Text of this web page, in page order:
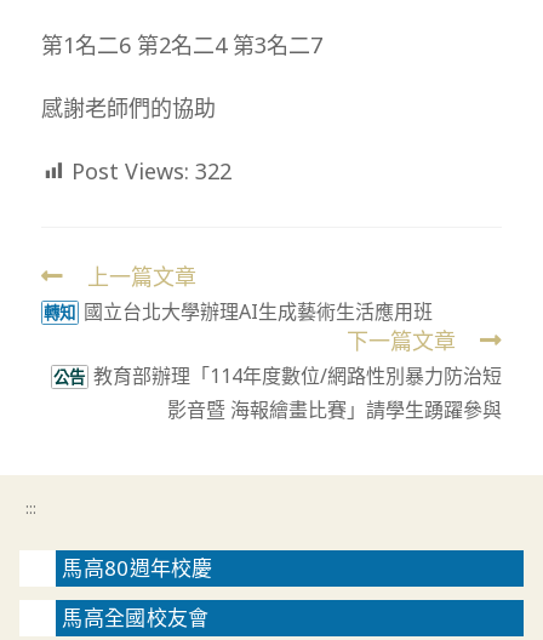
第1名二6 第2名二4 第3名二7
感謝老師們的協助
Post Views: 322
Read
more
上一篇文章
轉知 國立台北大學辦理AI生成藝術生活應用班
下一篇文章
公告 教育部辦理「114年度數位/網路性別暴力防治短
影音暨 海報繪畫比賽」請學生踴躍參與
:::
馬高80週年校慶
馬高全國校友會